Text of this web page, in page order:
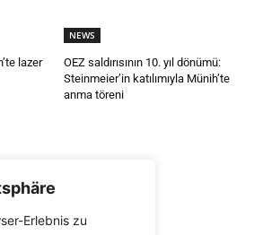
Erlebnis zu
lazer
NEWS
OEZ saldırısının 10. yıl dönümü:
Steinmeier’in katılımıyla Münih’te
anma töreni